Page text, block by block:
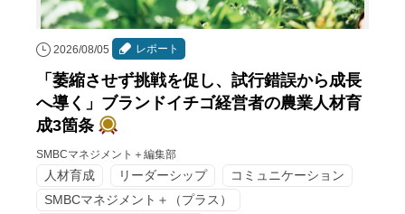
2026/08/05 レポート
「萎縮させず挑戦を促し、試行錯誤から成長
へ導く」ブランドイチゴ経営者の農業人材育
成3箇条
SMBCマネジメント＋編集部
人材育成 リーダーシップ
コミュニケーション
SMBCマネジメント＋（プラス）